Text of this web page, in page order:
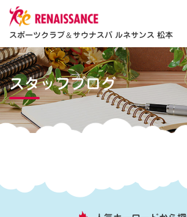
スポーツクラブ＆サウナスパ ルネサンス 松本
スタッフブログ